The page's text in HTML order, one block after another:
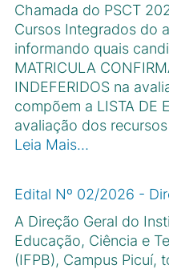
Chamada do PSCT
Cursos Integrados do
informando quais
MATRICULA
INDEFERIDOS na
compõem a LISTA DE
avaliação dos
Leia Mais…
Edital Nº 02/2026 -
A Direção Geral do
Educação, Ciência e
(IFPB), Campus Picuí,